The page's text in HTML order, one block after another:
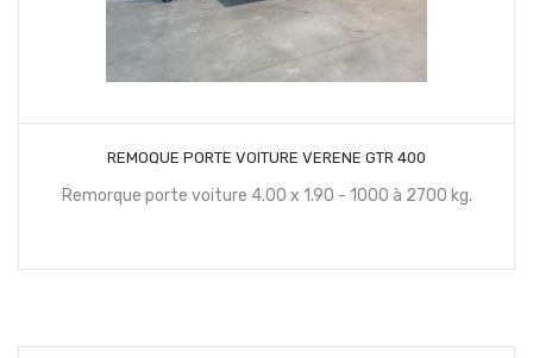
REMOQUE PORTE VOITURE VERENE GTR 400
Remorque porte voiture 4.00 x 1.90 - 1000 à 2700 kg.